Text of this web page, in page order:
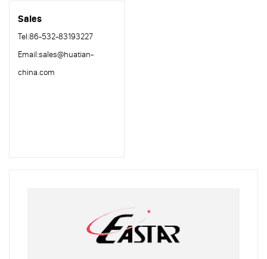
Sales
Tel:86-532-83193227
Email:sales@huatian-
china.com